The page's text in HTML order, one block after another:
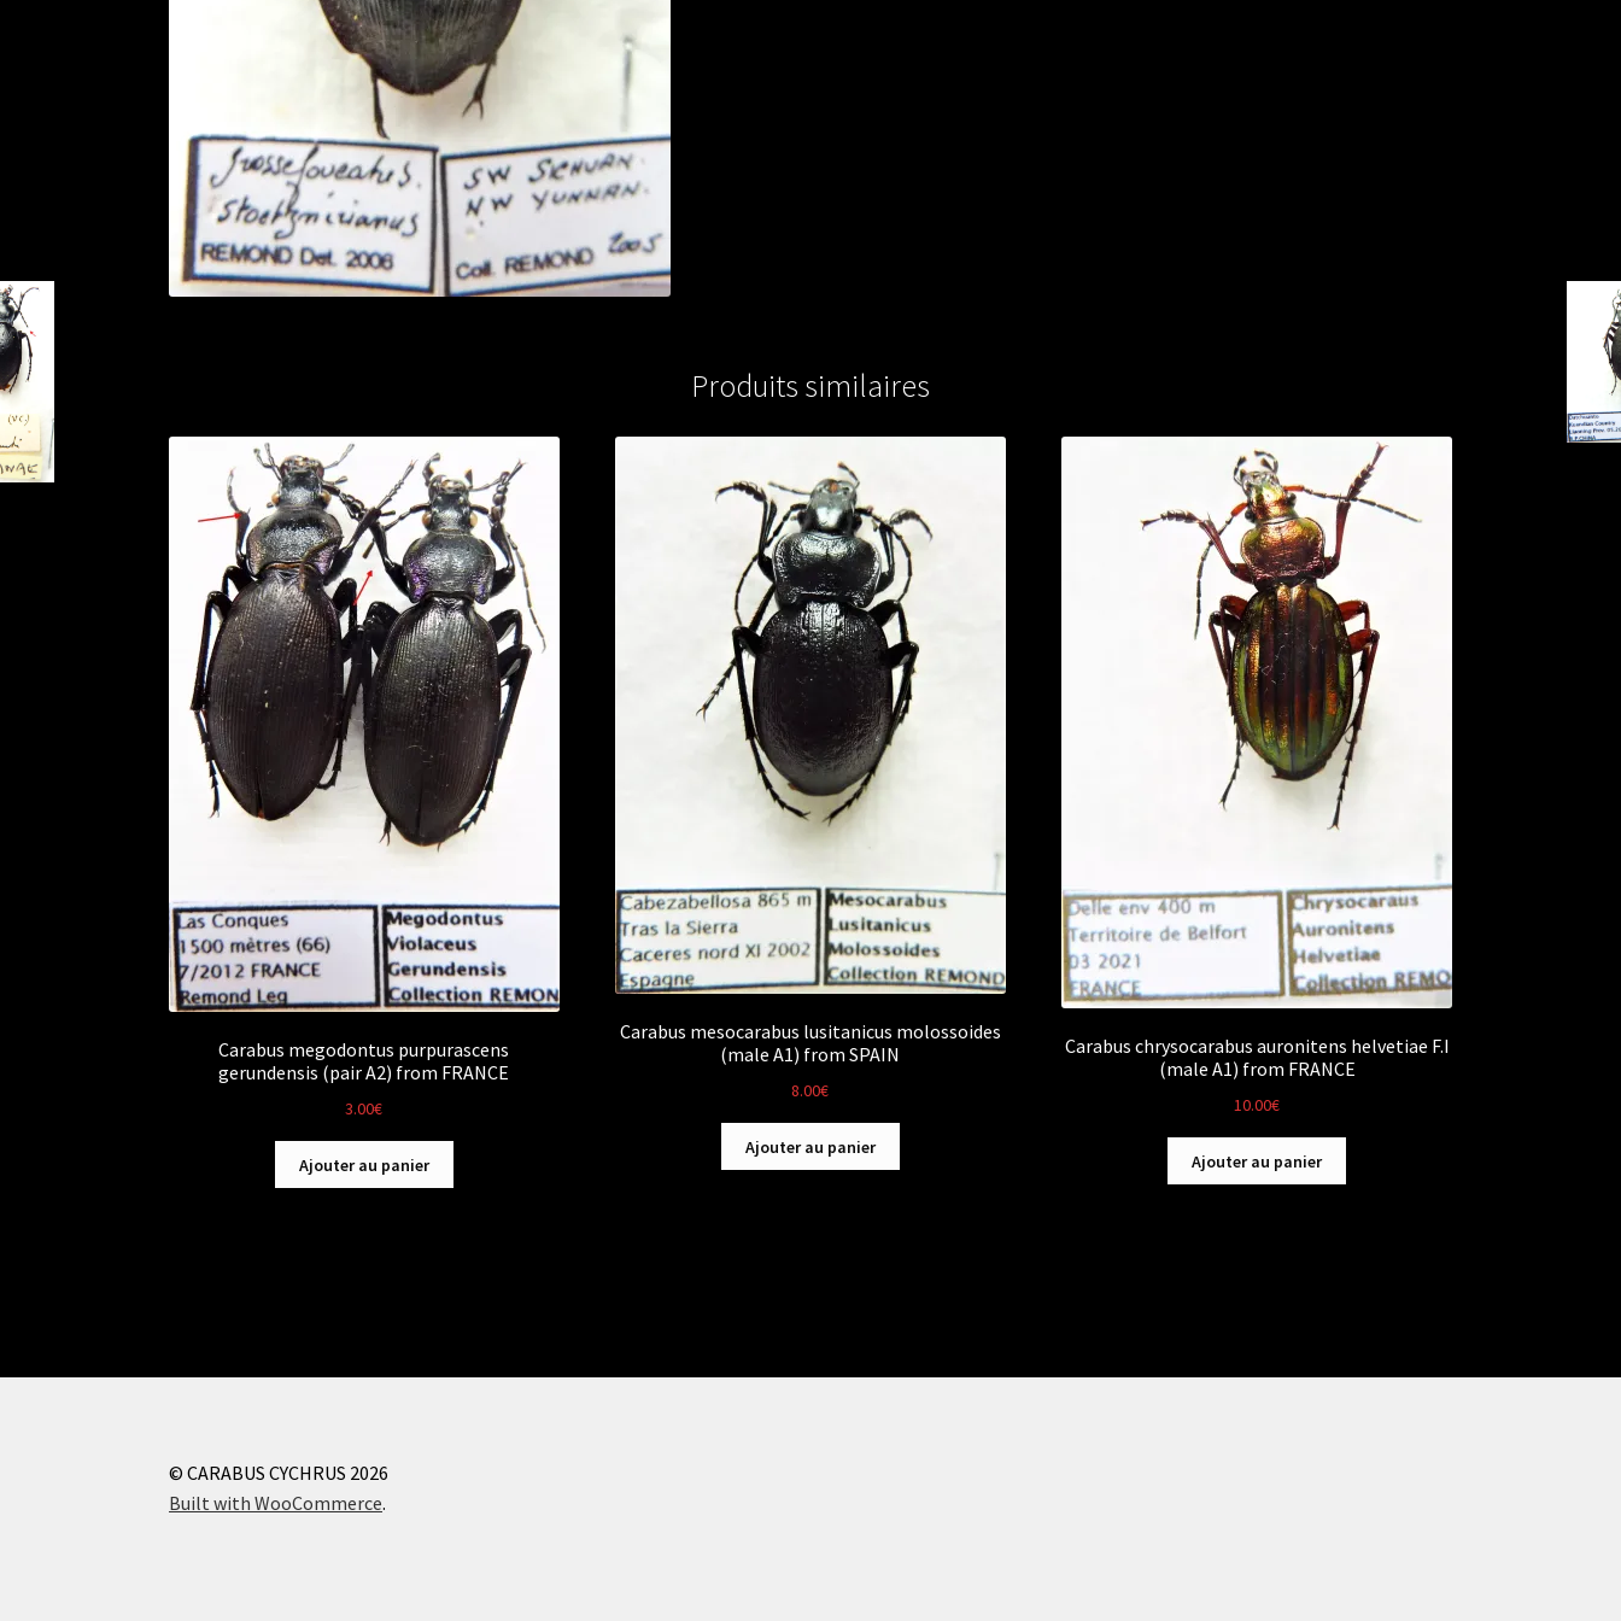
Produits similaires
Carabus megodontus purpurascens
gerundensis (pair A2) from FRANCE
3.00€
Ajouter au panier
Carabus mesocarabus lusitanicus molossoides
(male A1) from SPAIN
8.00€
Ajouter au panier
Carabus chrysocarabus auronitens helvetiae F.I
(male A1) from FRANCE
10.00€
Ajouter au panier
© CARABUS CYCHRUS 2026
Built with WooCommerce.